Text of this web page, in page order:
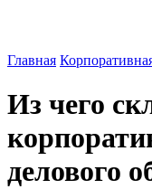
Главная
Из чего
делового